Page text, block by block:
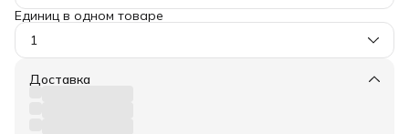
Единиц в одном товаре
1
Доставка